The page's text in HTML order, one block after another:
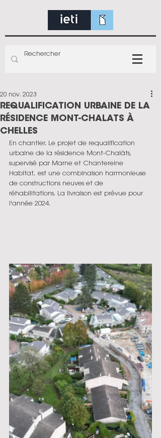
REQUALIFICATION URBAINE DE LA
RÉSIDENCE MONT-CHALATS À
CHELLES
20 nov. 2023
En chantier. Le projet de requalification
urbaine de la résidence Mont-Chalâts,
supervisé par Marne et Chantereine
Habitat, est une combinaison harmonieuse
de constructions neuves et de
réhabilitations. La livraison est prévue pour
l'année 2024.